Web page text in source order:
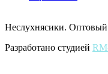
Неслухнясики.
Разработано студией